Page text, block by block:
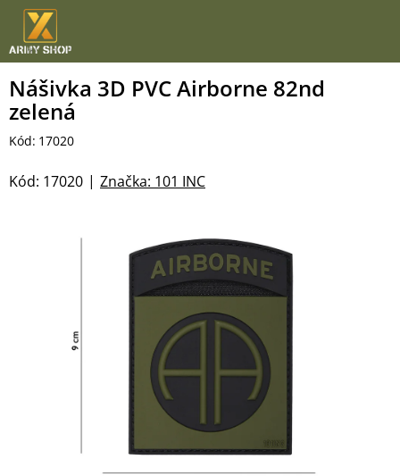
Přejít
obsah
Nášivka 3D PVC Airborne 82nd
zelená
Kód: 17020
Značka: 101 INC
Kód: 17020